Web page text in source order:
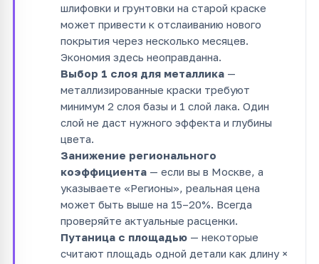
шлифовки и грунтовки на старой краске
может привести к отслаиванию нового
покрытия через несколько месяцев.
Экономия здесь неоправданна.
Выбор 1 слоя для металлика —
металлизированные краски требуют
минимум 2 слоя базы и 1 слой лака. Один
слой не даст нужного эффекта и глубины
цвета.
Занижение регионального
коэффициента — если вы в Москве, а
указываете «Регионы», реальная цена
может быть выше на 15–20%. Всегда
проверяйте актуальные расценки.
Путаница с площадью — некоторые
считают площадь одной детали как длину ×